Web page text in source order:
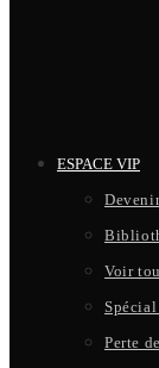
ESPACE VIP
Voir
Perte